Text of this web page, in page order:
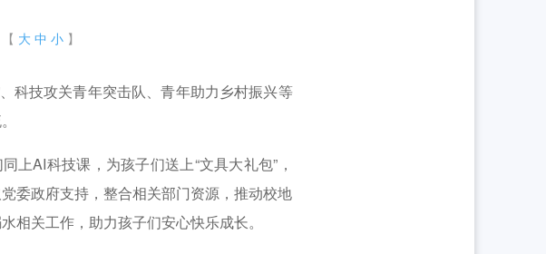
功举办 [2026-08-05]
愿者出征仪式在汉举行 [2026-07-31]
大 中 小 】
技攻关青年突击队、青年助力乡村振兴等
AI科技课，为孩子们送上“文具大礼包”，
委政府支持，整合相关部门资源，推动校地
相关工作，助力孩子们安心快乐成长。